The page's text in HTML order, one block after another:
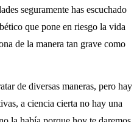
seguramente has escuchado
que pone en riesgo la vida
de la manera tan grave como
de diversas maneras, pero hay
a ciencia cierta no hay una